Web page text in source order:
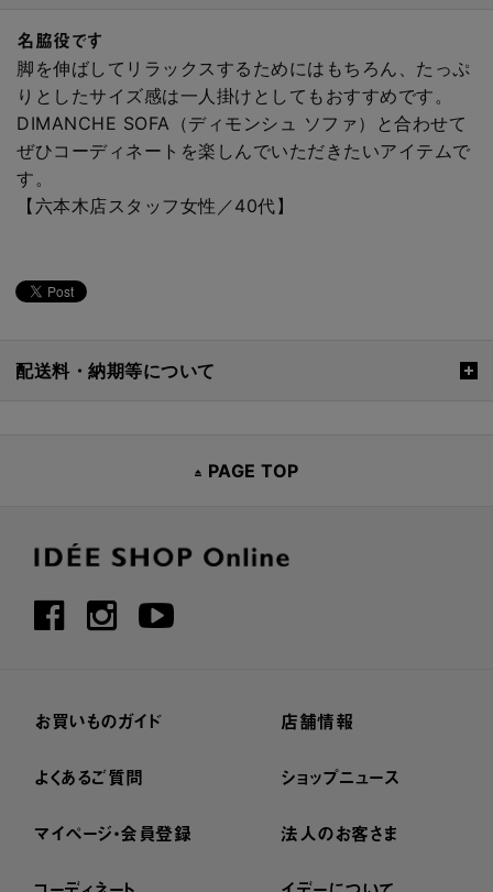
名脇役です
脚を伸ばしてリラックスするためにはもちろん、たっぷ
りとしたサイズ感は一人掛けとしてもおすすめです。
DIMANCHE SOFA（ディモンシュ ソファ）と合わせて
ぜひコーディネートを楽しんでいただきたいアイテムで
す。
【六本木店スタッフ女性／40代】
配送料・納期等について
PAGE TOP
お買いものガイド
よくあるご質問
マイページ・会員登録
店舗情報
ショップニュース
法人のお客さま